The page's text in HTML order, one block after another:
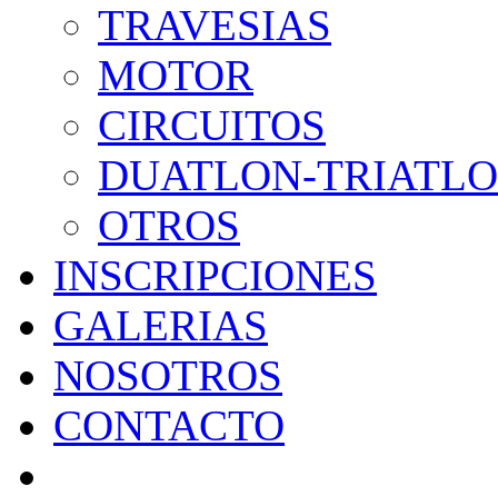
TRAVESIAS
MOTOR
CIRCUITOS
DUATLON-
OTROS
INSCRIPCIONES
GALERIAS
NOSOTROS
CONTACTO